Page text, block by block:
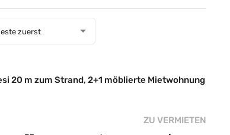
zuerst
20 m zum Strand, 2+1 möblierte Mietwohnung
ZU VERMIETEN